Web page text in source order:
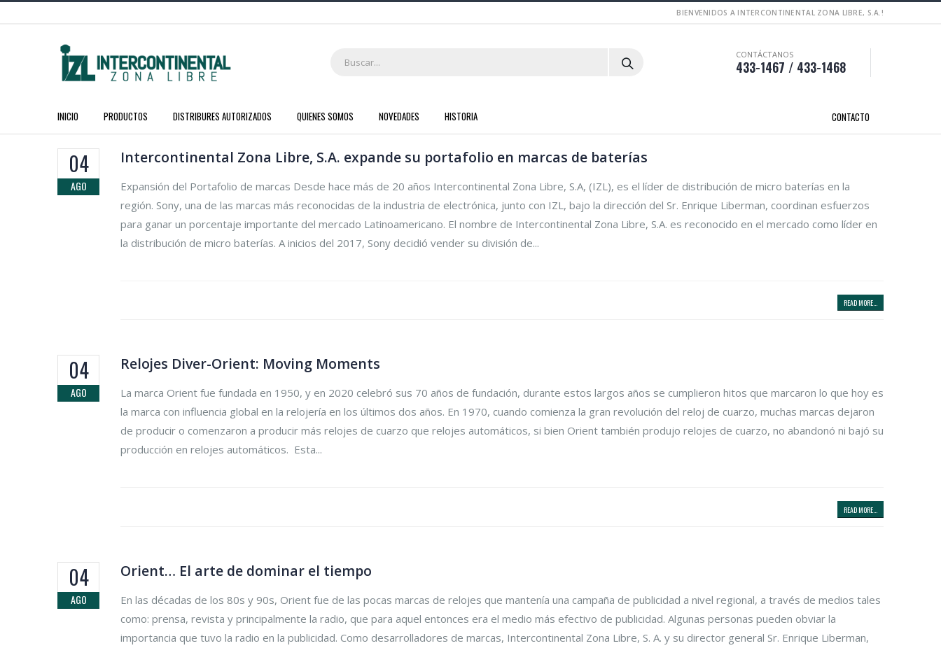
BIENVENIDOS A INTERCONTINENTAL ZONA LIBRE, S.A.!
CONTÁCTANOS
433-1467 / 433-1468
INICIO PRODUCTOS DISTRIBURES AUTORIZADOS QUIENES SOMOS NOVEDADES HISTORIA CONTACTO
04
AGO
Intercontinental Zona Libre, S.A. expande su portafolio en marcas de baterías
Expansión del Portafolio de marcas Desde hace más de 20 años Intercontinental Zona Libre, S.A, (IZL), es el líder de distribución de micro baterías en la
región. Sony, una de las marcas más reconocidas de la industria de electrónica, junto con IZL, bajo la dirección del Sr. Enrique Liberman, coordinan esfuerzos
para ganar un porcentaje importante del mercado Latinoamericano. El nombre de Intercontinental Zona Libre, S.A. es reconocido en el mercado como líder en
la distribución de micro baterías. A inicios del 2017, Sony decidió vender su división de...
READ MORE...
04
AGO
Relojes Diver-Orient: Moving Moments
La marca Orient fue fundada en 1950, y en 2020 celebró sus 70 años de fundación, durante estos largos años se cumplieron hitos que marcaron lo que hoy es
la marca con influencia global en la relojería en los últimos dos años. En 1970, cuando comienza la gran revolución del reloj de cuarzo, muchas marcas dejaron
de producir o comenzaron a producir más relojes de cuarzo que relojes automáticos, si bien Orient también produjo relojes de cuarzo, no abandonó ni bajó su
producción en relojes automáticos. Esta...
READ MORE...
04
AGO
Orient… El arte de dominar el tiempo
En las décadas de los 80s y 90s, Orient fue de las pocas marcas de relojes que mantenía una campaña de publicidad a nivel regional, a través de medios tales
como: prensa, revista y principalmente la radio, que para aquel entonces era el medio más efectivo de publicidad. Algunas personas pueden obviar la
importancia que tuvo la radio en la publicidad. Como desarrolladores de marcas, Intercontinental Zona Libre, S. A. y su director general Sr. Enrique Liberman,